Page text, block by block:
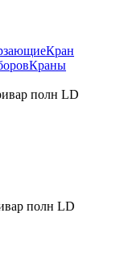
Кран
Краны
полн LD
полн LD